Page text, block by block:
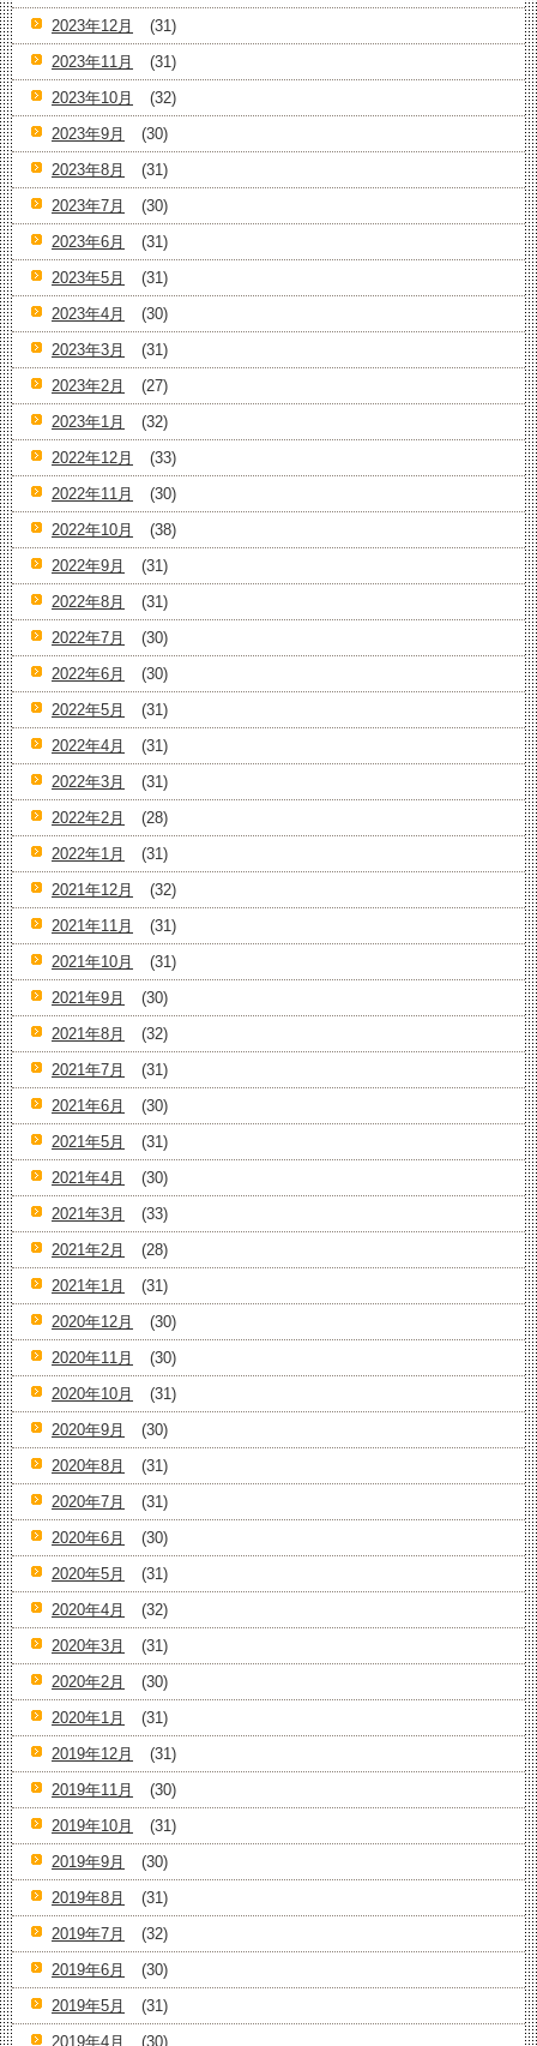
2023年12月
(31)
2023年11月
(31)
2023年10月
(32)
2023年9月
(30)
2023年8月
(31)
2023年7月
(30)
2023年6月
(31)
2023年5月
(31)
2023年4月
(30)
2023年3月
(31)
2023年2月
(27)
2023年1月
(32)
2022年12月
(33)
2022年11月
(30)
2022年10月
(38)
2022年9月
(31)
2022年8月
(31)
2022年7月
(30)
2022年6月
(30)
2022年5月
(31)
2022年4月
(31)
2022年3月
(31)
2022年2月
(28)
2022年1月
(31)
2021年12月
(32)
2021年11月
(31)
2021年10月
(31)
2021年9月
(30)
2021年8月
(32)
2021年7月
(31)
2021年6月
(30)
2021年5月
(31)
2021年4月
(30)
2021年3月
(33)
2021年2月
(28)
2021年1月
(31)
2020年12月
(30)
2020年11月
(30)
2020年10月
(31)
2020年9月
(30)
2020年8月
(31)
2020年7月
(31)
2020年6月
(30)
2020年5月
(31)
2020年4月
(32)
2020年3月
(31)
2020年2月
(30)
2020年1月
(31)
2019年12月
(31)
2019年11月
(30)
2019年10月
(31)
2019年9月
(30)
2019年8月
(31)
2019年7月
(32)
2019年6月
(30)
2019年5月
(31)
2019年4月
(30)